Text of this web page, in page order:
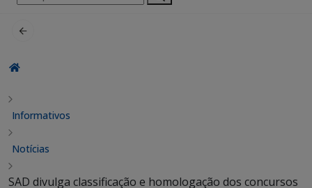
por:
Informativos
Notícias
SAD divulga classificação e homologação dos concursos